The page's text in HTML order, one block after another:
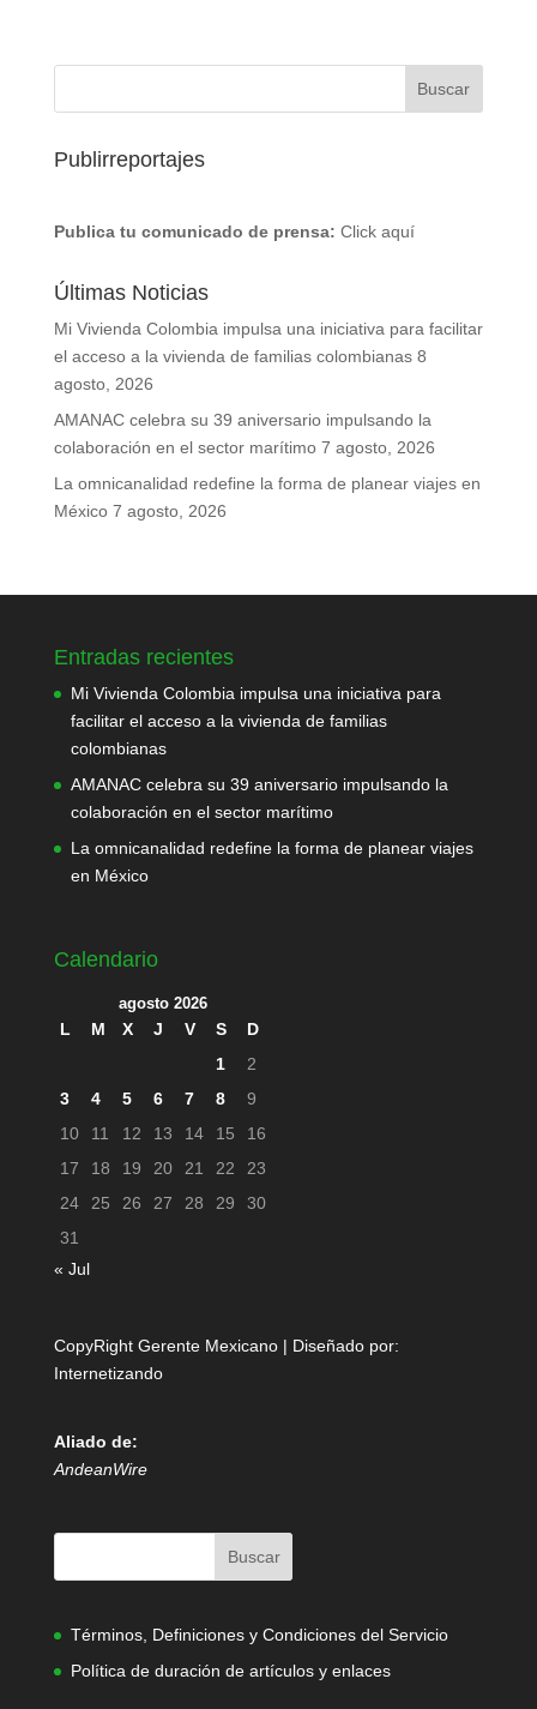
Publirreportajes
Publica tu comunicado de prensa: Click aquí
Últimas Noticias
Mi Vivienda Colombia impulsa una iniciativa para facilitar
el acceso a la vivienda de familias colombianas 8
agosto, 2026
AMANAC celebra su 39 aniversario impulsando la
colaboración en el sector marítimo 7 agosto, 2026
La omnicanalidad redefine la forma de planear viajes en
México 7 agosto, 2026
Entradas recientes
Mi Vivienda Colombia impulsa una iniciativa para
facilitar el acceso a la vivienda de familias
colombianas
AMANAC celebra su 39 aniversario impulsando la
colaboración en el sector marítimo
La omnicanalidad redefine la forma de planear viajes
en México
Calendario
agosto 2026
L M X J V S
D
1
2
3
4 5 6 7 8
9
10
11 12 13 14 15
16
17
18 19 20 21 22
23
24
25 26 27 28 29
30
31
« Jul
CopyRight Gerente Mexicano | Diseñado por:
Internetizando
Aliado de:
AndeanWire
Términos, Definiciones y Condiciones del Servicio
Política de duración de artículos y enlaces